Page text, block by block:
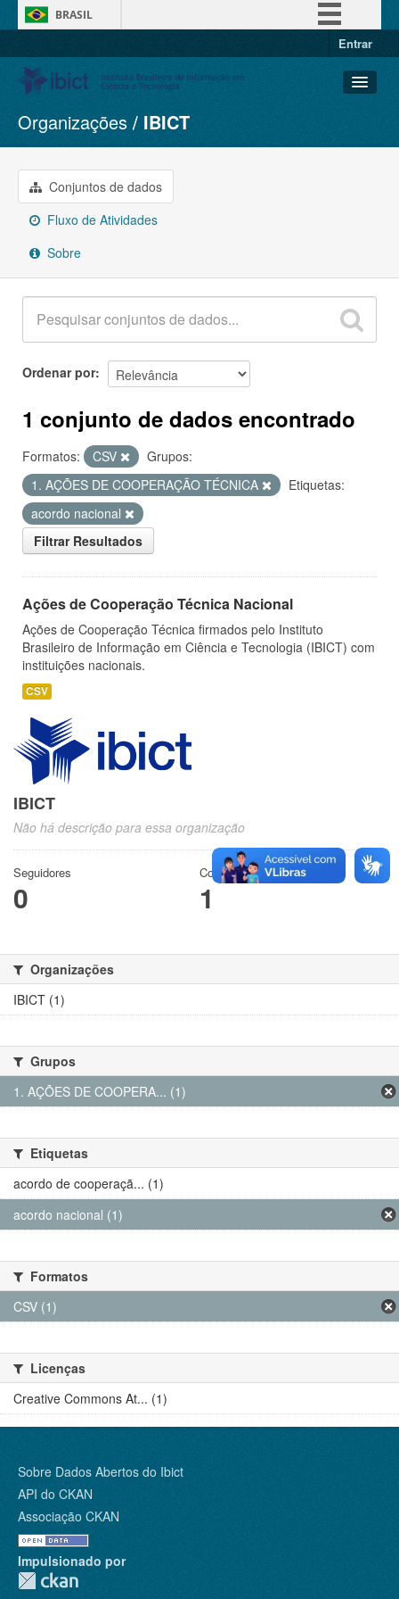
BRASIL
Entrar
Conjuntos de dados
Organizações
Grupos
Sobre
Organizações IBICT
Conjuntos de dados
Fluxo de Atividades
Sobre
Ordenar por
1 conjunto de dados encontrado
Formatos: CSV
Grupos:
1. AÇÕES DE COOPERAÇÃO TÉCNICA
Etiquetas:
acordo nacional
Filtrar Resultados
Ações de Cooperação Técnica Nacional
Ações de Cooperação Técnica firmados pelo Instituto
Brasileiro de Informação em Ciência e Tecnologia (IBICT) com
instituições nacionais.
CSV
IBICT
Não há descrição para essa organização
Seguidores
0
Conjuntos de dados
1
Organizações
IBICT (1)
Grupos
1. AÇÕES DE COOPERA... (1)
Etiquetas
acordo de cooperaçã... (1)
acordo nacional (1)
Formatos
CSV (1)
Licenças
Creative Commons At... (1)
Sobre Dados Abertos do Ibict
API do CKAN
Associação CKAN
Impulsionado por